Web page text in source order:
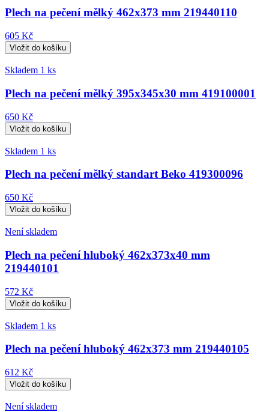
Plech na pečení mělký 462x373 mm 219440110
605 Kč
Skladem 1 ks
Plech na pečení mělký 395x345x30 mm 419100001
650 Kč
Skladem 1 ks
Plech na pečení mělký standart Beko 419300096
650 Kč
Není skladem
Plech na pečení hluboký 462x373x40 mm
219440101
572 Kč
Skladem 1 ks
Plech na pečení hluboký 462x373 mm 219440105
612 Kč
Není skladem